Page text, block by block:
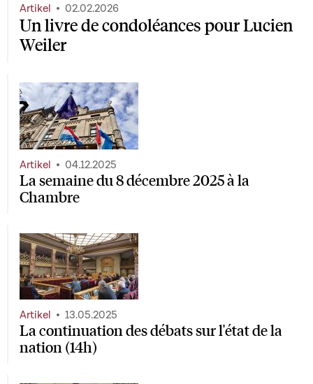
Un livre de condoléances pour Lucien
Weiler
Artikel 02.02.2026
La semaine du 8 décembre 2025 à la
Chambre
Artikel 04.12.2025
La continuation des débats sur l'état de la
nation (14h)
Artikel 13.05.2025